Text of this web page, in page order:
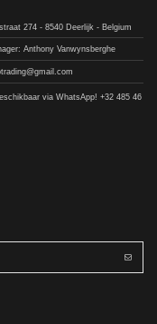
274 - 8540 Deerlijk - Belgium
Anthony Vanwynsberghe
via WhatsApp! +32 485 46